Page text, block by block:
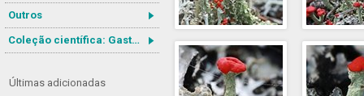
Outros
Coleção científica: Gastrotricha
Últimas adicionadas